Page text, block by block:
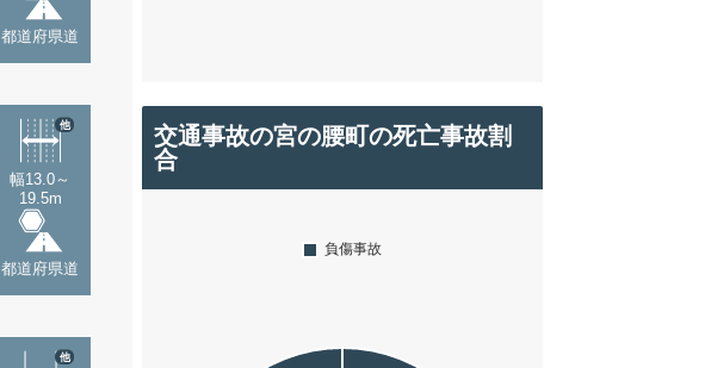
都道府県道
幅13.0～
19.5m
他
都道府県道
他
交通事故の宮の腰町の死亡事故割
合